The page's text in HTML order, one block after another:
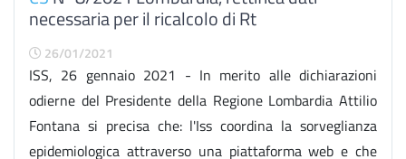
necessaria per il ricalcolo di Rt
26/01/2021
ISS, 26 gennaio 2021 - In merito alle dichiarazioni
odierne del Presidente della Regione Lombardia Attilio
Fontana si precisa che: l'Iss coordina la sorveglianza
epidemiologica attraverso una piattaforma web e che